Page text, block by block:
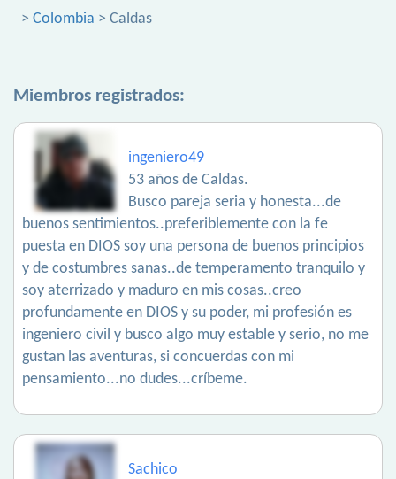
> Colombia > Caldas
Miembros registrados:
ingeniero49
53 años de Caldas.
Busco pareja seria y honesta...de
buenos sentimientos..preferiblemente con la fe
puesta en DIOS soy una persona de buenos principios
y de costumbres sanas..de temperamento tranquilo y
soy aterrizado y maduro en mis cosas..creo
profundamente en DIOS y su poder, mi profesión es
ingeniero civil y busco algo muy estable y serio, no me
gustan las aventuras, si concuerdas con mi
pensamiento...no dudes...críbeme.
Sachico